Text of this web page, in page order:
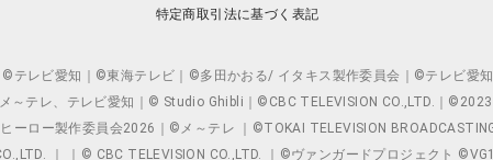
特定商取引法に基づく表記
テレビ愛知｜©東海テレビ｜©多田かおる/ イタキス製作委員会｜©テレビ愛
～テレ、テレビ愛知｜© Studio Ghibli｜©CBC TELEVISION CO.,LTD.｜
ロー製作委員会2026｜©メ～テレ ｜©TOKAI TELEVISION
｜ ｜© CBC TELEVISION CO.,LTD. ｜©ヴァンガードプロジェクト